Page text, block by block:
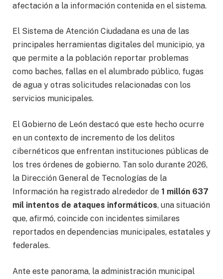
afectación a la información contenida en el sistema.
El Sistema de Atención Ciudadana es una de las
principales herramientas digitales del municipio, ya
que permite a la población reportar problemas
como baches, fallas en el alumbrado público, fugas
de agua y otras solicitudes relacionadas con los
servicios municipales.
El Gobierno de León destacó que este hecho ocurre
en un contexto de incremento de los delitos
cibernéticos que enfrentan instituciones públicas de
los tres órdenes de gobierno. Tan solo durante 2026,
la Dirección General de Tecnologías de la
Información ha registrado alrededor de 1 millón 637
mil intentos de ataques informáticos, una situación
que, afirmó, coincide con incidentes similares
reportados en dependencias municipales, estatales y
federales.
Ante este panorama, la administración municipal